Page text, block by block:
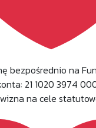
bezpośrednio na
21 1020 3974
na cele